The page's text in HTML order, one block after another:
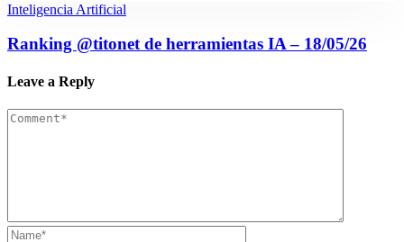
Inteligencia Artificial
Ranking @titonet de herramientas IA – 18/05/26
Leave a Reply